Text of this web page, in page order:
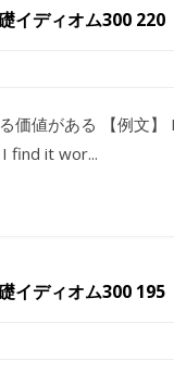
イディオム300
価値がある 【例文
I find it wor...
礎イディオム300